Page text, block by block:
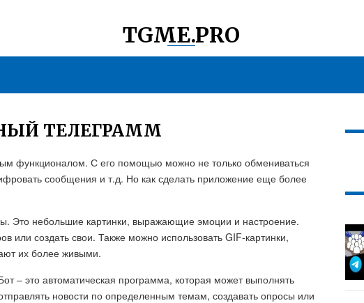
TGME.PRO
ТЕЛЕГРАММ
функционалом. С его помощью можно не только обмениваться
сообщения и т.д. Но как сделать приложение еще более
Это небольшие картинки, выражающие эмоции и настроение.
или создать свои. Также можно использовать GIF-картинки,
их более живыми.
– это автоматическая программа, которая может выполнять
новости по определенным темам, создавать опросы или